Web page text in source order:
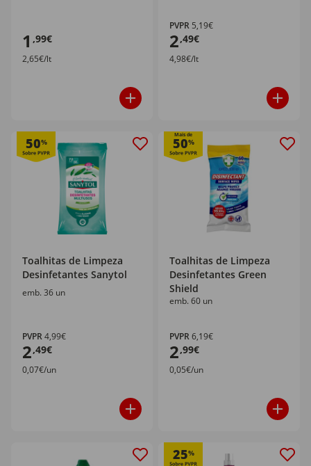
1 ,99€
2,65€/lt
PVPR 5,19€
2,49€
4,98€/lt
50%
Toalhitas de Limpeza
Desinfetantes Sanytol
emb. 36 un
PVPR4,99€
2,49€
0,07€/un
Mais de
50%
Toalhitas de Limpeza
Desinfetantes Green
Shield
emb. 60 un
PVPR6,19€
2,99€
0,05€/un
25%